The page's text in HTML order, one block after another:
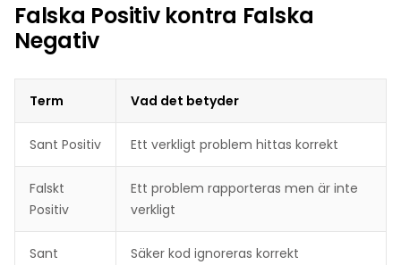
Falska Positiv kontra Falska
Negativ
Term Vad det betyder
Sant Positiv Ett verkligt problem hittas korrekt
Falskt
Positiv
Ett problem rapporteras men är inte
verkligt
Sant
Säker kod ignoreras korrekt